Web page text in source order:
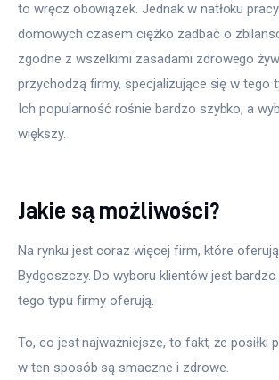
Więcej
to wręcz obowiązek. Jednak w natłoku
domowych czasem ciężko zadbać o
zgodne z wszelkimi zasadami zdrowego
przychodzą firmy, specjalizujące się w tego
Ich popularność rośnie bardzo szybko, a
większy.
Jakie są możliwości?
Na rynku jest coraz więcej firm, które
Bydgoszczy. Do wyboru klientów jest
tego typu firmy oferują.
To, co jest najważniejsze, to fakt, że posiłki
w ten sposób są smaczne i zdrowe.